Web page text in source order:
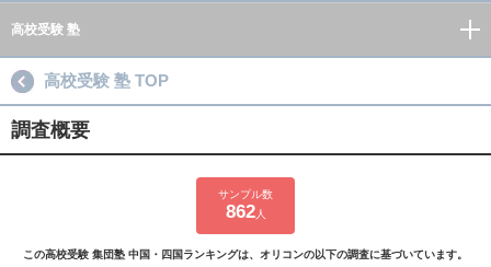
高校受験 塾
高校受験 塾 TOP
調査概要
サンプル数
862人
この高校受験 集団塾 中国・四国ランキングは、オリコンの以下の調査に基づいています。